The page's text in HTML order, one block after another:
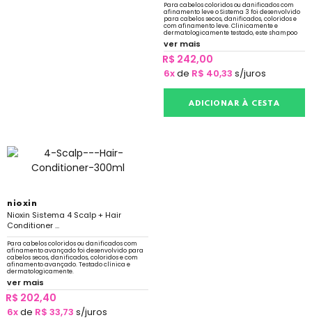
Para cabelos coloridos ou danificados com
afinamento leve o Sistema 3 foi desenvolvido
para cabelos secos, danificados, coloridos e
com afinamento leve. Clinicamente e
dermatologicamente testado, este shampoo
nutre e limpa suavemente
ver mais
R$ 242,00
6xde R$ 40,33 s/juros
ADICIONAR À CESTA
nioxin
Nioxin Sistema 4 Scalp + Hair
Conditioner ...
Para cabelos coloridos ou danificados com
afinamento avançado foi desenvolvido para
cabelos secos, danificados, coloridos e com
afinamento avançado. Testado clínica e
dermatologicamente.
ver mais
R$ 202,40
6xde R$ 33,73 s/juros